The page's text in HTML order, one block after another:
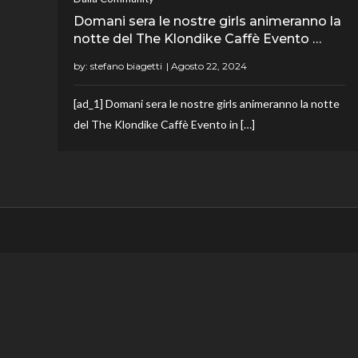
Domani sera le nostre girls animeranno la
notte del The Klondike Caffè Evento …
by: stefano biagetti
[ad_1] Domani sera le nostre girls animeranno la notte
del The Klondike Caffè Evento in […]